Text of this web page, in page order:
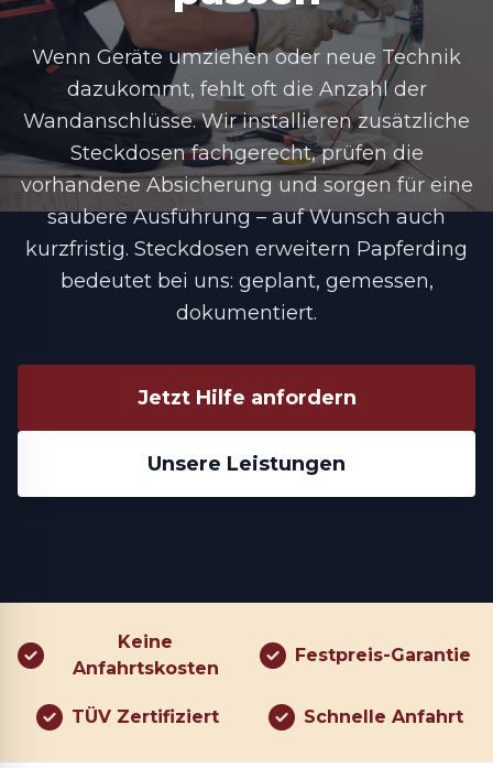
Wenn Geräte umziehen oder neue Technik
dazukommt, fehlt oft die Anzahl der
Wandanschlüsse. Wir installieren zusätzliche
Steckdosen fachgerecht, prüfen die
vorhandene Absicherung und sorgen für eine
saubere Ausführung – auf Wunsch auch
kurzfristig. Steckdosen erweitern Papferding
bedeutet bei uns: geplant, gemessen,
dokumentiert.
Jetzt Hilfe anfordern
Unsere Leistungen
Keine
Anfahrtskosten
Festpreis-Garantie
TÜV Zertifiziert Schnelle Anfahrt